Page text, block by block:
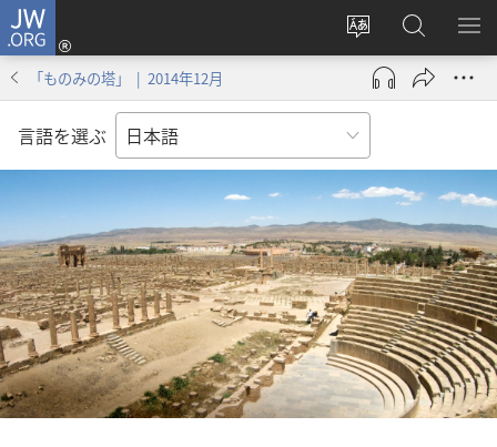
JW.ORG
サ
イ
ト
の
言
語
を
変
え
る
ロ
グ
ン
し
い
タ
ブ
で
開
く）
JW.ORG
の
検
メ
を
「ものみの塔」 | 2014年12月
言語を選ぶ